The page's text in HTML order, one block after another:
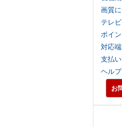
画質
テレ
ポイ
対応
支払
ヘルプ
お